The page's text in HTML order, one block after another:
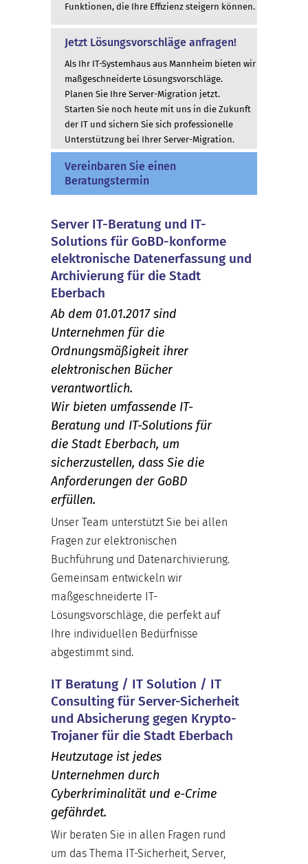
Funktionen, die Ihre Effizienz steigern können.
Jetzt Lösungsvorschläge anfragen!
Als Ihr IT-Systemhaus aus Mannheim bieten wir
maßgeschneiderte Lösungsvorschläge.
Planen Sie Ihre Server-Migration jetzt.
Starten Sie noch heute mit uns in die Zukunft
der IT und sichern Sie sich professionelle
Unterstützung bei Ihrer Server-Migration.
Vereinbaren Sie einen
Beratungstermin
Server IT-Beratung und IT-
Solutions für GoBD-konforme
elektronische Datenerfassung und
Archivierung für die Stadt
Eberbach
Ab dem 01.01.2017 sind
Unternehmen für die
Ordnungsmäßigkeit ihrer
elektronischen Bücher
verantwortlich.
Wir bieten umfassende IT-
Beratung und IT-Solutions für
die Stadt Eberbach, um
sicherzustellen, dass Sie die
Anforderungen der GoBD
erfüllen.
Unser Team unterstützt Sie bei allen
Fragen zur elektronischen
Buchführung und Datenarchivierung.
Gemeinsam entwickeln wir
maßgeschneiderte IT-
Lösungsvorschläge, die perfekt auf
Ihre individuellen Bedürfnisse
abgestimmt sind.
IT Beratung / IT Solution / IT
Consulting für Server-Sicherheit
und Absicherung gegen Krypto-
Trojaner für die Stadt Eberbach
Heutzutage ist jedes
Unternehmen durch
Cyberkriminalität und e-Crime
gefährdet.
Wir beraten Sie in allen Fragen rund
um das Thema IT-Sicherheit, Server,